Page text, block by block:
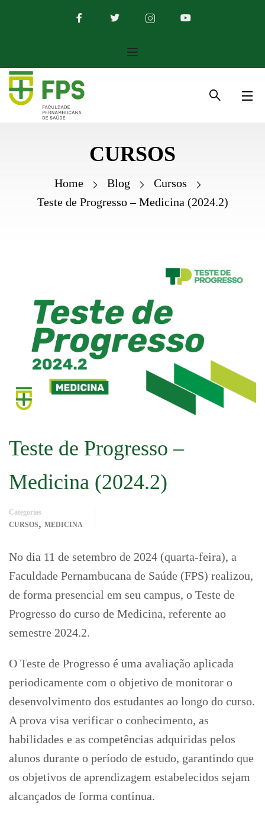
CURSOS
Home Blog
Cursos
Teste de Progresso – Medicina (2024.2)
Teste de Progresso –
Medicina (2024.2)
Categorias
CURSOS, MEDICINA
No dia 11 de setembro de 2024 (quarta-feira), a
Faculdade Pernambucana de Saúde (FPS) realizou,
de forma presencial em seu campus, o Teste de
Progresso do curso de Medicina, referente ao
semestre 2024.2.
O Teste de Progresso é uma avaliação aplicada
periodicamente com o objetivo de monitorar o
desenvolvimento dos estudantes ao longo do curso.
A prova visa verificar o conhecimento, as
habilidades e as competências adquiridas pelos
alunos durante o período de estudo, garantindo que
os objetivos de aprendizagem estabelecidos sejam
alcançados de forma contínua.